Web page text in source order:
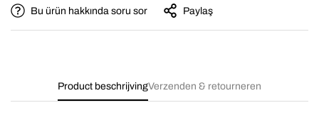
Bu ürün hakkında soru sor Paylaş
Product beschrijvingVerzenden & retourneren